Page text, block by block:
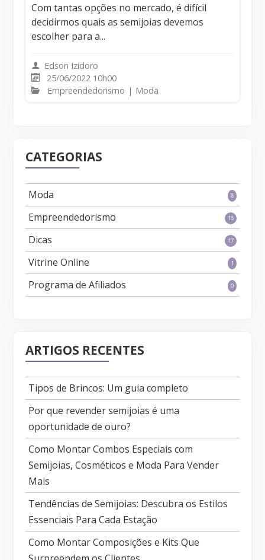
Com tantas opções no mercado, é difícil
decidirmos quais as semijoias devemos
escolher para a...
Edson Izidoro
25/06/2022 10h00
Empreendedorismo | Moda
CATEGORIAS
Moda 8
Empreendedorismo 18
Dicas 17
Vitrine Online 1
Programa de Afiliados 0
ARTIGOS RECENTES
Tipos de Brincos: Um guia completo
Por que revender semijoias é uma
oportunidade de ouro?
Como Montar Combos Especiais com
Semijoias, Cosméticos e Moda Para Vender
Mais
Tendências de Semijoias: Descubra os Estilos
Essenciais Para Cada Estação
Como Montar Composições e Kits Que